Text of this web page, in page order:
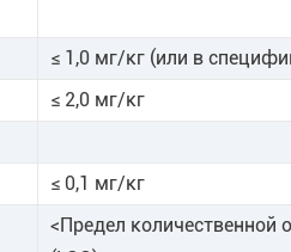
≤ 1,0 мг/кг (или в
≤ 2,0 мг/кг
≤ 0,1 мг/кг
<Предел количественной